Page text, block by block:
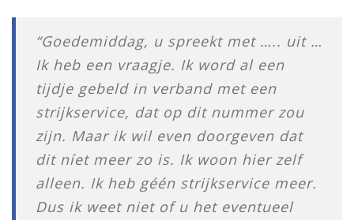
“Goedemiddag, u spreekt met ….. uit …
Ik heb een vraagje. Ik word al een
tijdje gebeld in verband met een
strijkservice, dat op dit nummer zou
zijn. Maar ik wil even doorgeven dat
dit níet meer zo is. Ik woon hier zelf
alleen. Ik heb géén strijkservice meer.
Dus ik weet niet of u het eventueel